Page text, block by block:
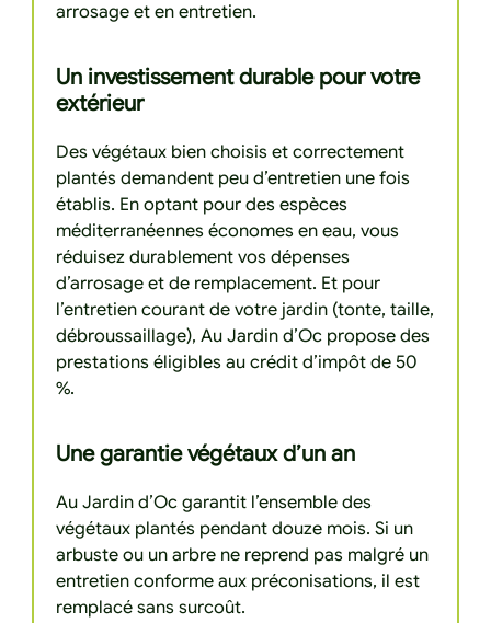
arrosage et en entretien.
Un investissement durable pour votre
extérieur
Des végétaux bien choisis et correctement
plantés demandent peu d’entretien une fois
établis. En optant pour des espèces
méditerranéennes économes en eau, vous
réduisez durablement vos dépenses
d’arrosage et de remplacement. Et pour
l’entretien courant de votre jardin (tonte, taille,
débroussaillage), Au Jardin d’Oc propose des
prestations éligibles au crédit d’impôt de 50
%.
Une garantie végétaux d’un an
Au Jardin d’Oc garantit l’ensemble des
végétaux plantés pendant douze mois. Si un
arbuste ou un arbre ne reprend pas malgré un
entretien conforme aux préconisations, il est
remplacé sans surcoût.